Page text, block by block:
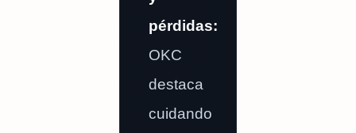
pérdidas:
OKC
destaca
cuidando